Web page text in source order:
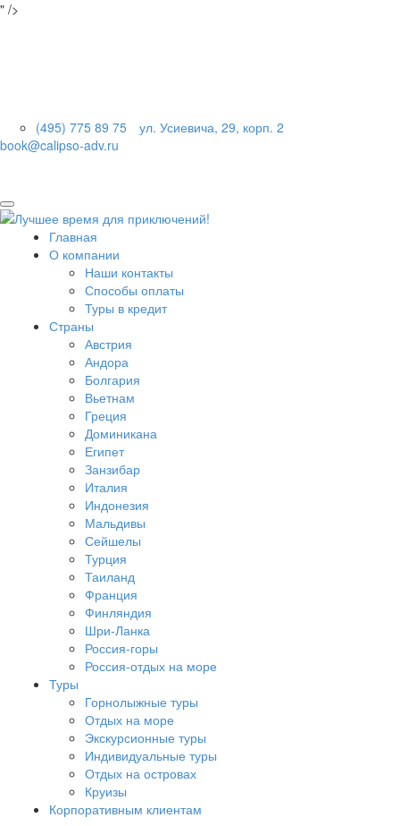
" />
(495) 775 89 75
ул. Усиевича, 29, корп. 2
book@calipso-adv.ru
Главная
О компании
Наши контакты
Способы оплаты
Туры в кредит
Страны
Австрия
Андора
Болгария
Вьетнам
Греция
Доминикана
Египет
Занзибар
Италия
Индонезия
Мальдивы
Сейшелы
Турция
Таиланд
Франция
Финляндия
Шри-Ланка
Россия-горы
Россия-отдых на море
Туры
Горнолыжные туры
Отдых на море
Экскурсионные туры
Индивидуальные туры
Отдых на островах
Круизы
Корпоративным клиентам